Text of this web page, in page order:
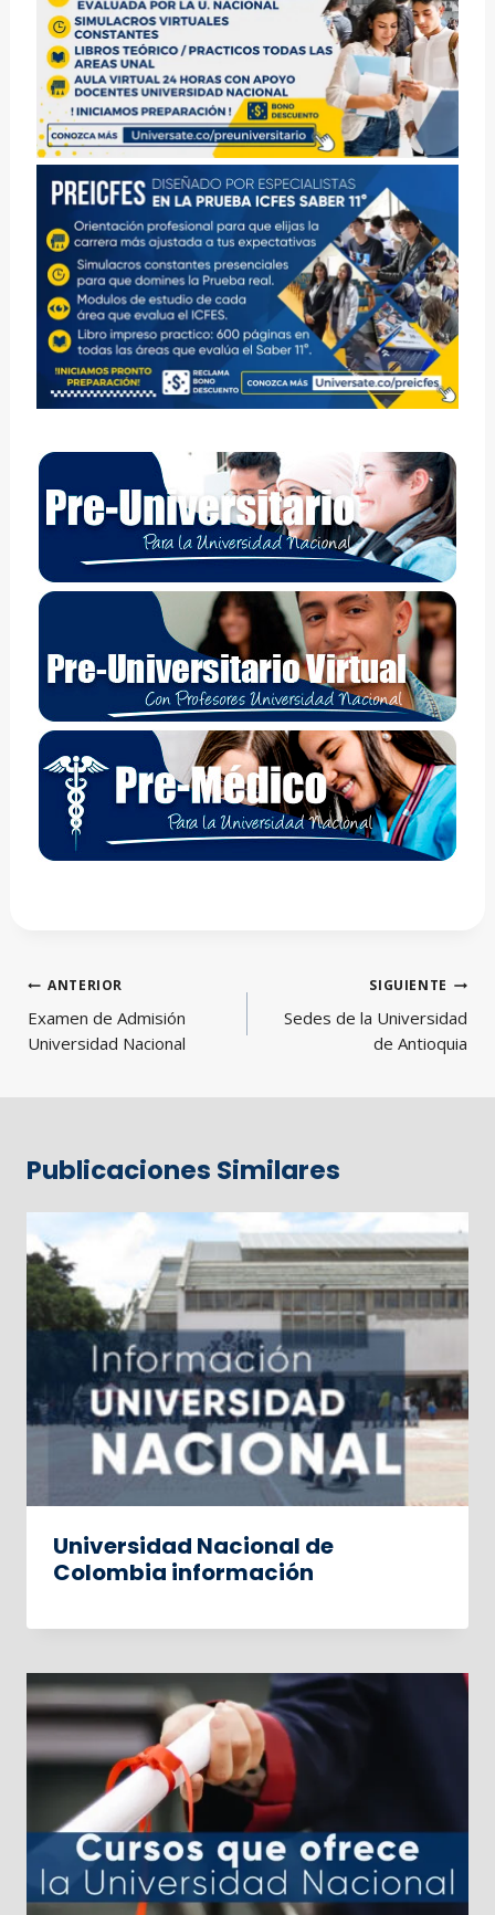
Navegación
de
entradas
ANTERIOR
Examen de Admisión
Universidad Nacional
SIGUIENTE
Sedes de la Universidad
de Antioquia
Publicaciones Similares
Universidad Nacional de
Colombia información